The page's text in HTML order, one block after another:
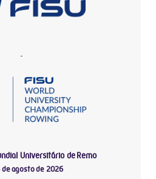
-
Universitário de Remo
de agosto de 2026